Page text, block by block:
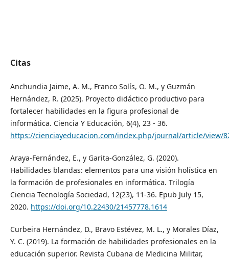
Citas
Anchundia Jaime, A. M., Franco Solís, O. M., y Guzmán
Hernández, R. (2025). Proyecto didáctico productivo para
fortalecer habilidades en la figura profesional de
informática. Ciencia Y Educación, 6(4), 23 - 36.
https://cienciayeducacion.com/index.php/journal/article/view/
Araya-Fernández, E., y Garita-González, G. (2020).
Habilidades blandas: elementos para una visión holística en
la formación de profesionales en informática. Trilogía
Ciencia Tecnología Sociedad, 12(23), 11-36. Epub July 15,
2020. https://doi.org/10.22430/21457778.1614
Curbeira Hernández, D., Bravo Estévez, M. L., y Morales Díaz,
Y. C. (2019). La formación de habilidades profesionales en la
educación superior. Revista Cubana de Medicina Militar,